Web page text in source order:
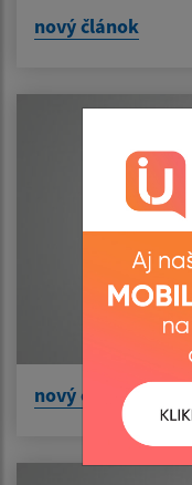
nový článok
nový článok